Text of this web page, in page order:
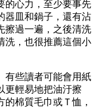
的心力，至少要事先
器皿和鍋子，還有沾
擦過一遍，之後清洗
洗，也很推薦這個小
有些讀者可能會用紙
更輕易地把油汙擦
棉質毛巾或Ｔ恤，